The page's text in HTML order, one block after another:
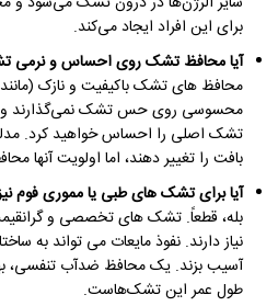
برای این افراد ایجاد می‌کند.
آیا محافظ تشک روی احساس و نرمی
محافظ‌ های تشک باکیفیت و نازک (مانند
محسوسی روی حس تشک نمی‌گذارند و
تشک اصلی را احساس خواهید کرد.
بافت را تغییر دهند، اما اولویت آنها
آیا برای تشک های طبی یا مموری فوم
بله، قطعاً. تشک های تخصصی و
نیاز دارند. نفوذ مایعات می تواند به
آسیب بزند. یک محافظ ضدآب تنفسی،
طول عمر این تشک‌هاست.